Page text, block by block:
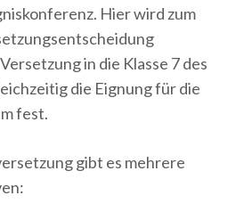
Hier wird zum
in die Klasse 7 des
die Eignung für die
fest.
gibt es mehrere